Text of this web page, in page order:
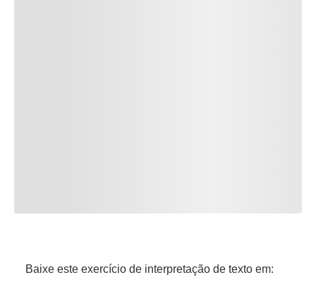
Baixe este exercício de interpretação de texto em: